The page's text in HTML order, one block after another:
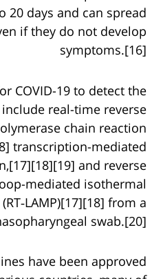
20 days and can spread
if they do not develop
symptoms.[16]
COVID-19 to detect the
real-time reverse
chain reaction
transcription-mediated
and reverse
mediated isothermal
from a
swab.[20]
have been approved